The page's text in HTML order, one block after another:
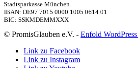
Stadtsparkasse München
IBAN: DE97 7015 0000 1005 0614 01
BIC: SSKMDEMMXXX
© PromisGlauben e.V. - Enfold
Link zu Facebook
Link zu Instagram